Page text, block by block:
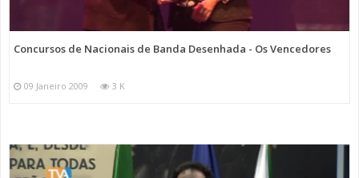
Concursos de Nacionais de Banda Desenhada - Os Vencedores
09 Janeiro 2009 3 K